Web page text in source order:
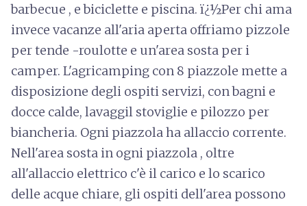
barbecue , e biciclette e piscina. ï¿½Per chi ama
invece vacanze all'aria aperta offriamo pizzole
per tende -roulotte e un'area sosta per i
camper. L'agricamping con 8 piazzole mette a
disposizione degli ospiti servizi, con bagni e
docce calde, lavaggil stoviglie e pilozzo per
biancheria. Ogni piazzola ha allaccio corrente.
Nell'area sosta in ogni piazzola , oltre
all'allaccio elettrico c'è il carico e lo scarico
delle acque chiare, gli ospiti dell'area possono